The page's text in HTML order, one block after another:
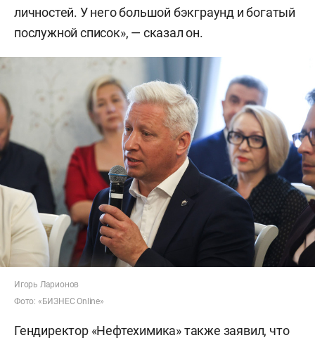
личностей. У него большой бэкграунд и богатый
послужной список», — сказал он.
Игорь Ларионов
Фото: «БИЗНЕС Online»
Гендиректор «Нефтехимика» также заявил, что